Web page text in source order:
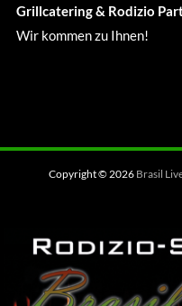
Grillcatering & Rodizio
Wir kommen zu Ihnen!
Copyright © 2026 Brasil